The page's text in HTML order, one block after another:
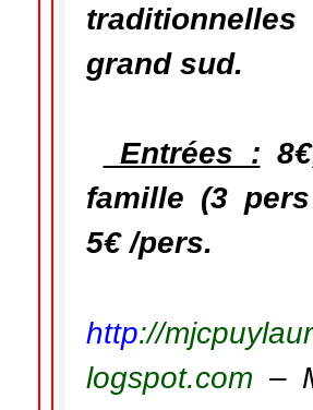
grand sud.
Entrées :
famille (3
5€ /pers.
http://
logspot.com –